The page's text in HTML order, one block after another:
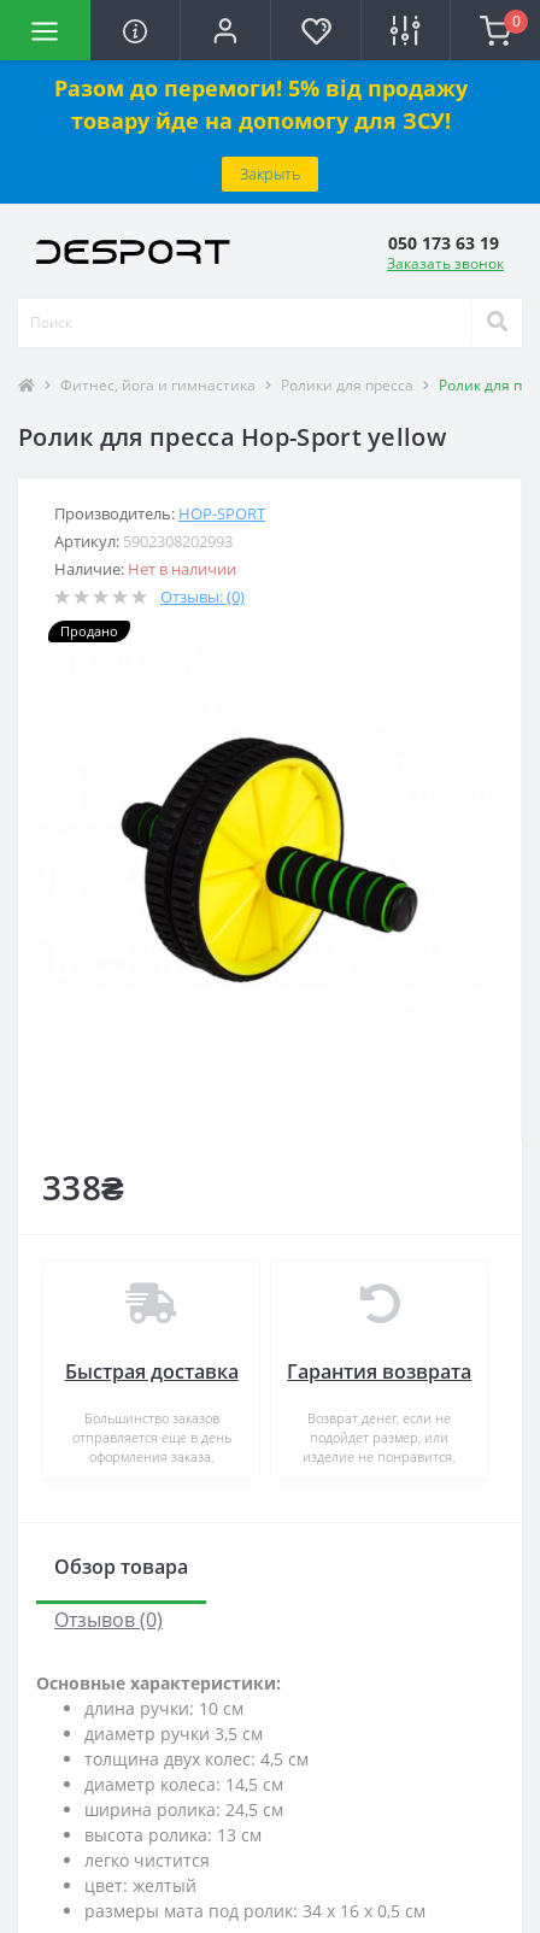
Разом до перемоги! 5% від продажу
товару йде на допомогу для ЗСУ!
Закрыть
0
050 173 63 19
Заказать звонок
Фитнес, йога и гимнастика Ролики для пресса Ролик для
Ролик для пресса Hop-Sport yellow
Производитель: HOP-SPORT
Артикул: 5902308202993
Наличие: Нет в наличии
Отзывы: (0)
Продано
338₴
Быстрая доставка
Большинство заказов
отправляется еще в день
оформления заказа.
Гарантия возврата
Возврат денег, если не
подойдет размер, или
изделие не понравится.
Обзор товара
Отзывов (0)
Основные характеристики:
длина ручки: 10 см
диаметр ручки 3,5 см
толщина двух колес: 4,5 см
диаметр колеса: 14,5 см
ширина ролика: 24,5 см
высота ролика: 13 см
легко чистится
цвет: желтый
размеры мата под ролик: 34 х 16 х 0,5 см